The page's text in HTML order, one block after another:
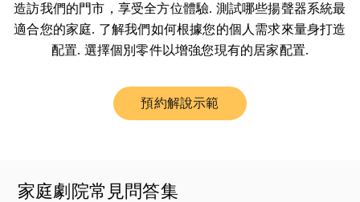
造訪我們的門市，享受全方位體驗. 測試哪些揚聲器系統最
適合您的家庭. 了解我們如何根據您的個人需求來量身打造
配置. 選擇個別零件以增強您現有的居家配置.
預約解說示範Link Opens in New Tab
家庭劇院常見問答集